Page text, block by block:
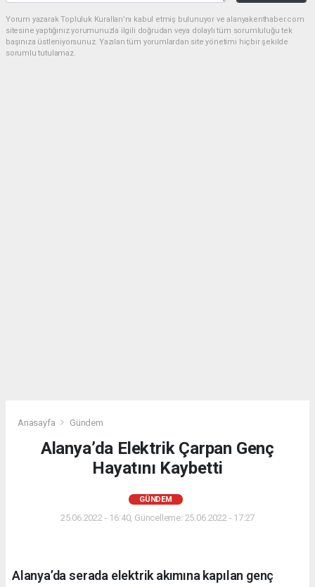
Yorum yazarak Topluluk Kuralları’nı kabul etmiş bulunuyor ve alanyakenthaber.com
sitesine yaptığınız yorumunuzla ilgili doğrudan veya dolaylı tüm sorumluluğu tek
başınıza üstleniyorsunuz. Yazılan tüm yorumlardan site yönetimi hiçbir şekilde
sorumlu tutulamaz.
Anasayfa Gündem
Alanya’da Elektrik Çarpan Genç
Hayatını Kaybetti
GÜNDEM
25.06.2022 - 16:40, Güncelleme: 25.06.2022 - 17:27
Alanya’da serada elektrik akımına kapılan genç